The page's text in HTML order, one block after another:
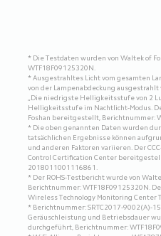
* Die Testdaten wurden von Waltek of
WTF18F09125320N.
* Ausgestrahltes Licht vom gesamten
von der Lampenabdeckung ausgestrahlt
„Die niedrigste Helligkeitsstufe von 2
Helligkeitsstufe im Nachtlicht-Modus.
Foshan bereitgestellt, Berichtnummer:
* Die oben genannten Daten wurden
tatsächlichen Ergebnisse können
und anderen Faktoren variieren. Der
Control Certification Center
2018011001116861.
* Der ROHS-Testbericht wurde von
Berichtnummer: WTF18F09125320N.
Wireless Technology Monitoring
* Berichtnummer: SRTC2017-9002(A)-
Geräuschleistung und Betriebsdauer
durchgeführt, Berichtnummer: